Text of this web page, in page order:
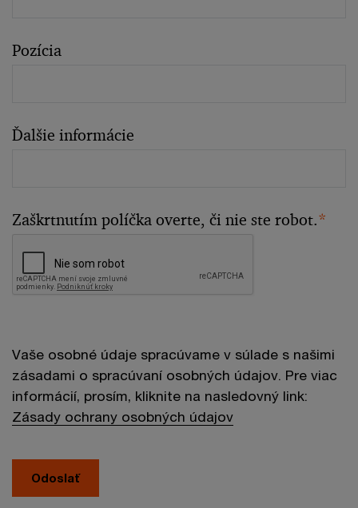
Pozícia
Ďalšie informácie
Zaškrtnutím políčka overte, či nie ste robot.*
Vaše osobné údaje spracúvame v súlade s našimi
zásadami o spracúvaní osobných údajov. Pre viac
informácií, prosím, kliknite na nasledovný link:
Zásady ochrany osobných údajov
Odoslať